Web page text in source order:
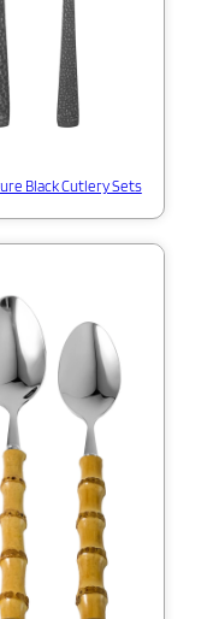
Black Cutlery Sets